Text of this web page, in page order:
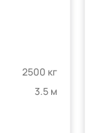
2500 кг
3.5 м